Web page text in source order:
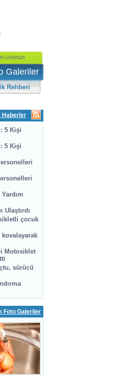
Galeriler
Rehberi
Haberler
5 Kişi
5 Kişi
Ulaştırdı
çocuk
Motosiklet
sürücü
Foto Galeriler